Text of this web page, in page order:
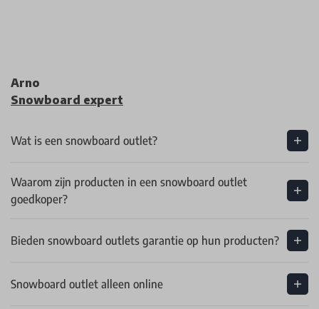
Arno
Snowboard expert
Wat is een snowboard outlet?
Waarom zijn producten in een snowboard outlet
goedkoper?
Bieden snowboard outlets garantie op hun producten?
Snowboard outlet alleen online